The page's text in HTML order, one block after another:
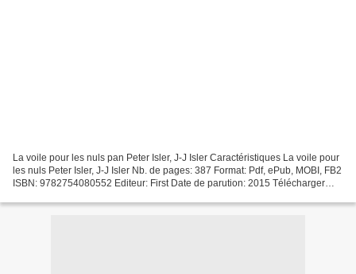
La voile pour les nuls pan Peter Isler, J-J Isler Caractéristiques La voile pour
les nuls Peter Isler, J-J Isler Nb. de pages: 387 Format: Pdf, ePub, MOBI, FB2
ISBN: 9782754080552 Editeur: First Date de parution: 2015 Télécharger